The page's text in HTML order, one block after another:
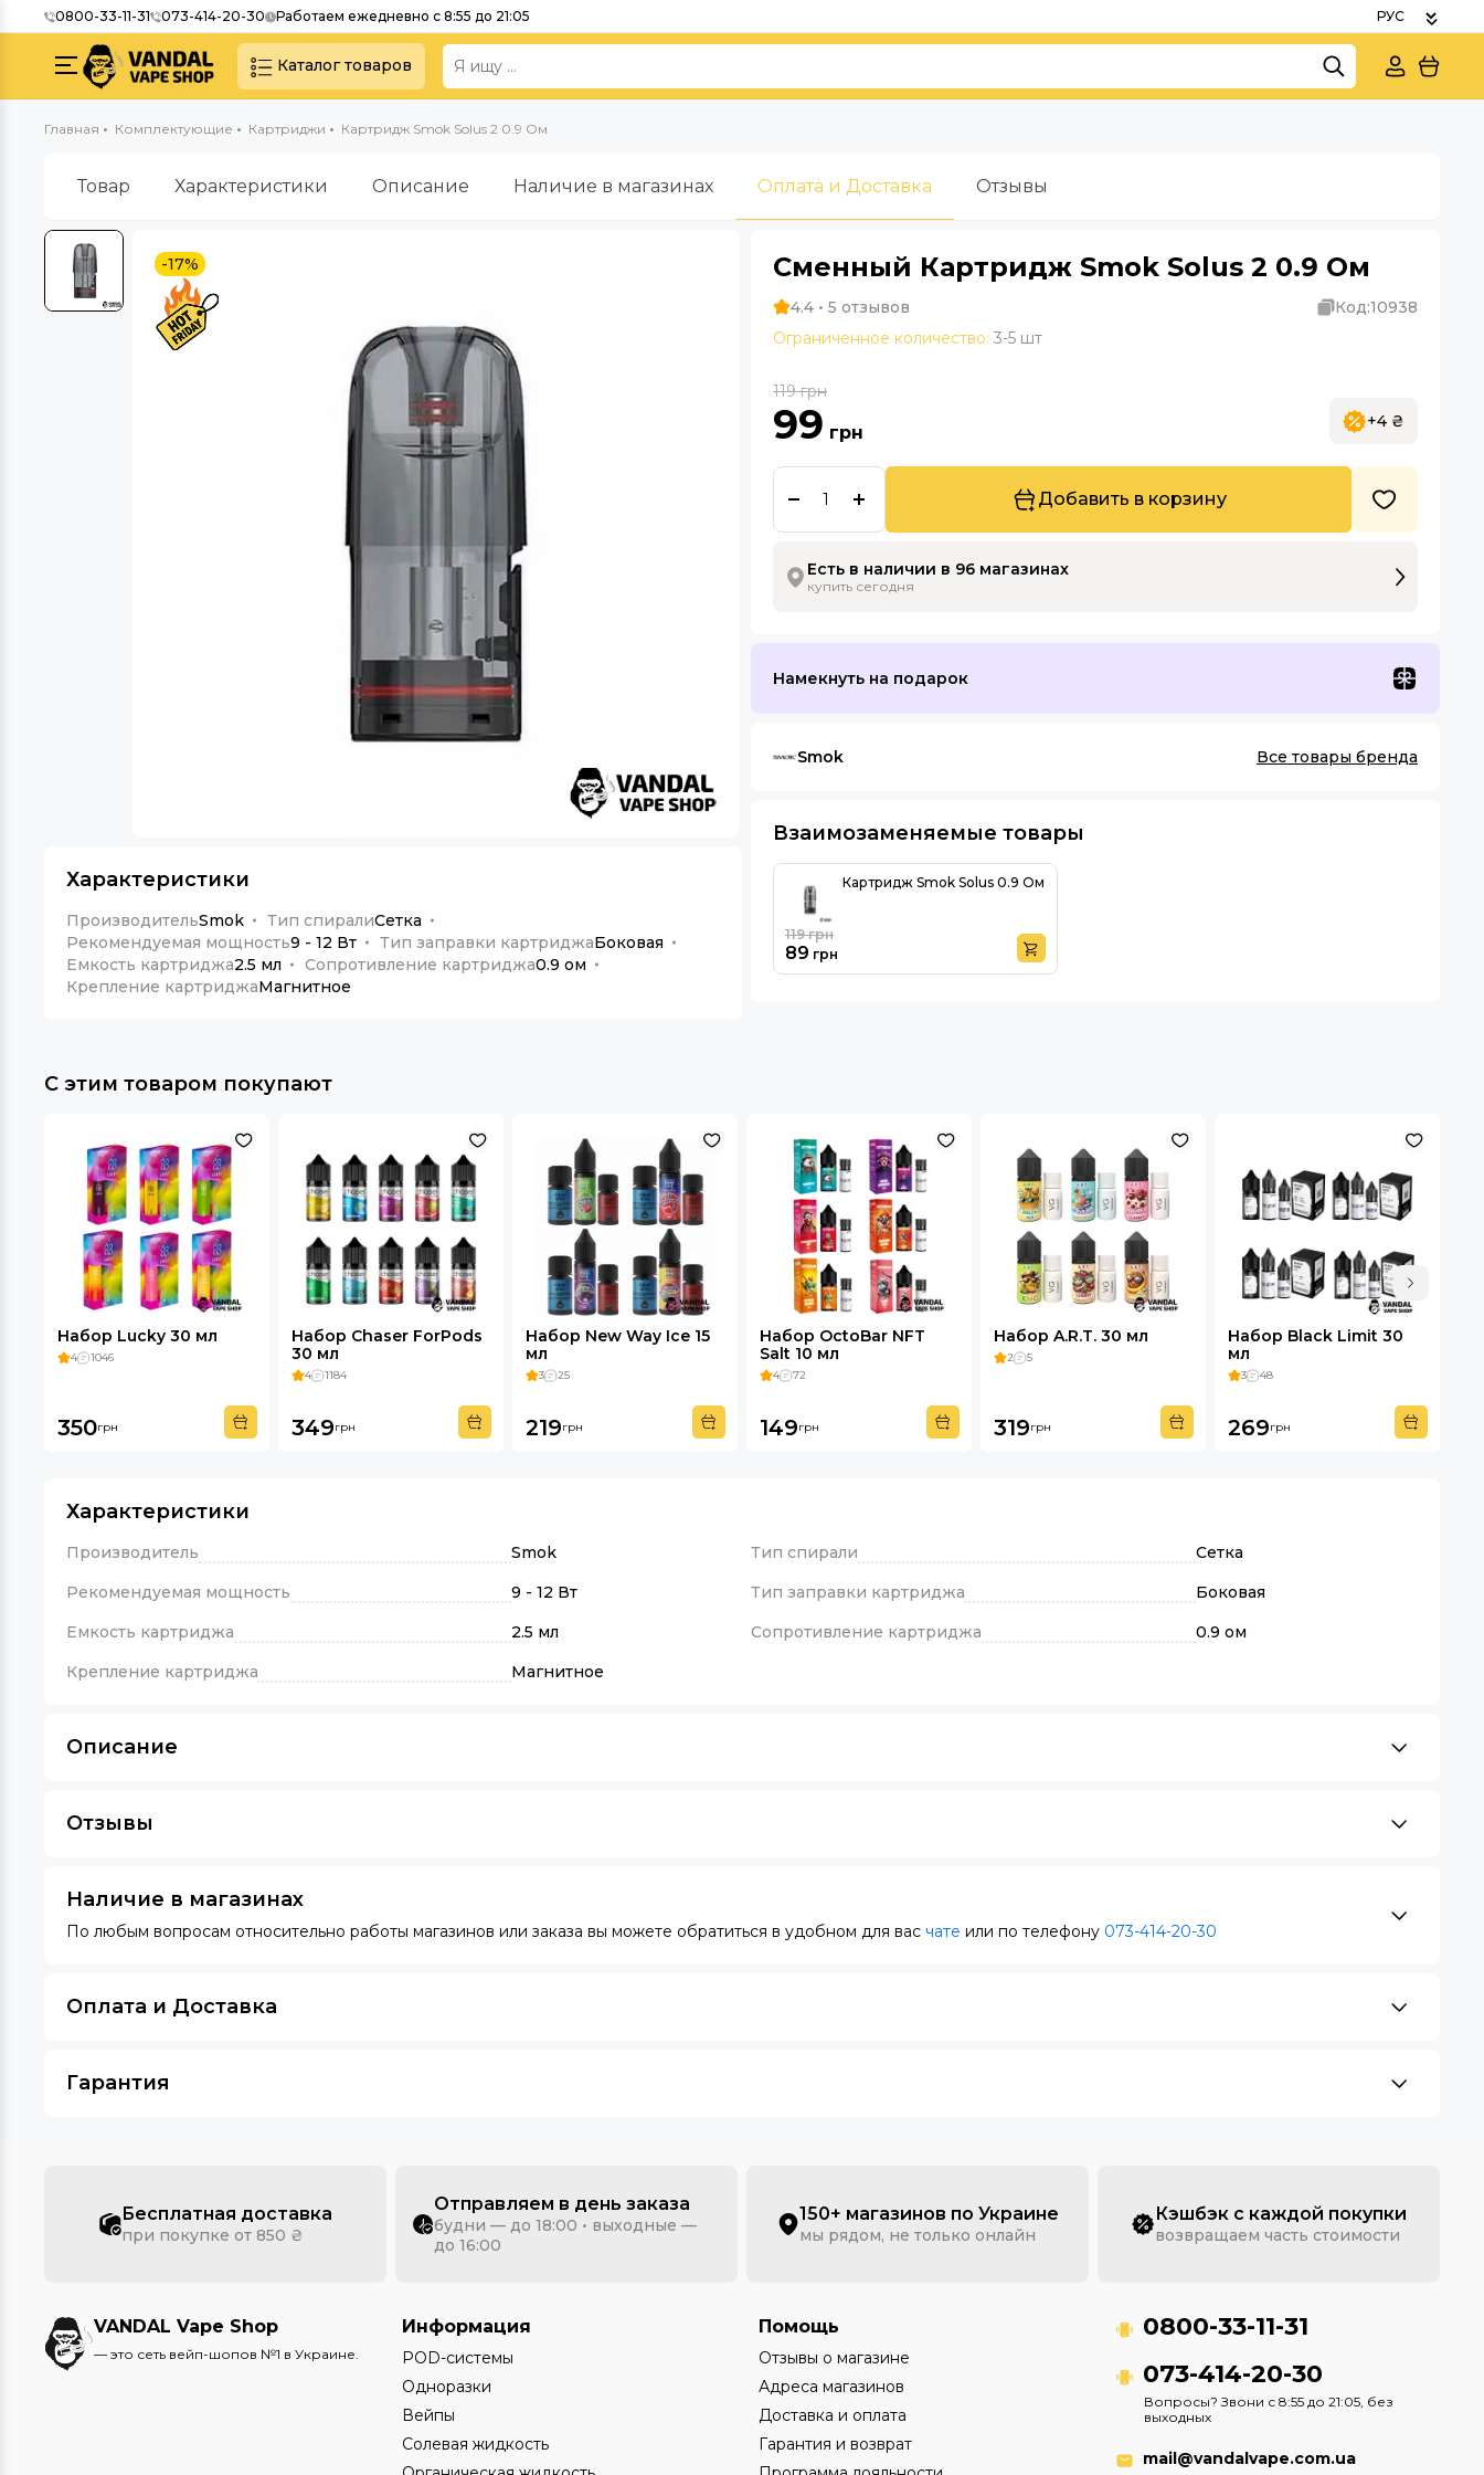
0800-33-11-31 073-414-20-30 Работаем ежедневно с 8:55 до 21:05
Каталог товаров
Главная Комплектующие Картриджи Картридж Smok Solus 2 0.9 Ом
Товар Характеристики Описание Наличие в магазинах Оплата и Доставка Отзывы
-17%
Характеристики
ПроизводительSmok Тип спиралиСетка
Рекомендуемая мощность9 - 12 Вт Тип заправки картриджаБоковая
Емкость картриджа2.5 мл Сопротивление картриджа0.9 ом
Крепление картриджаМагнитное
Сменный Картридж Smok Solus 2 0.9 Ом
4.4 • 5 отзывов Код:10938
Ограниченное количество: 3-5 шт
119грн
99 грн
+4 ₴
Добавить в корзину
Есть в наличии в 96 магазинах
купить сегодня
Намекнуть на подарок
Smok Все товары бренда
Взаимозаменяемые товары
Картридж Smok Solus 0.9 Ом
89 грн
119грн
С этим товаром покупают
Набор Lucky 30 мл
4 1046
350грн
Набор Chaser ForPods
30 мл
4 1184
349грн
Набор New Way Ice 15
мл
3 25
219грн
Набор OctoBar NFT
Salt 10 мл
4 72
149грн
Набор A.R.T. 30 мл
2 5
319грн
Набор Black Limit 30
мл
3 48
269грн
Характеристики
Производитель Smok Тип спирали
Сетка
Рекомендуемая мощность
9 - 12 Вт Тип заправки картриджа
Боковая
Емкость картриджа
2.5 мл Сопротивление картриджа
0.9 ом
Крепление картриджа
Магнитное
Описание
Отзывы
Наличие в магазинах
По любым вопросам относительно работы магазинов или заказа вы можете обратиться в удобном для вас чате или по телефону 073-414-20-30
Оплата и Доставка
Гарантия
Бесплатная доставка
при покупке от 850 ₴
Отправляем в день заказа
будни — до 18:00 • выходные —
до 16:00
150+ магазинов по Украине
мы рядом, не только онлайн
Кэшбэк с каждой покупки
возвращаем часть стоимости
VANDAL Vape Shop
— это сеть вейп-шопов №1 в Украине.
Информация
POD-системы
Одноразки
Вейпы
Солевая жидкость
Помощь
Отзывы о магазине
Адреса магазинов
Доставка и оплата
Гарантия и возврат
0800-33-11-31
073-414-20-30
Вопросы? Звони с 8:55 до 21:05, без
выходных
mail@vandalvape.com.ua